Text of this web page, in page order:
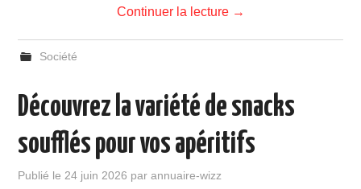
Continuer la lecture →
Société
Découvrez la variété de snacks
soufflés pour vos apéritifs
Publié le24 juin 2026 parannuaire-wizz